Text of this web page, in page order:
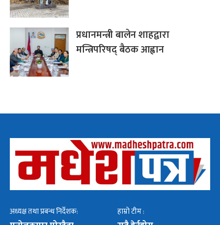
प्रधानमन्त्री बालेन शाहद्वारा
मन्त्रिपरिषद् बैठक आह्वान
अध्यक्ष तथा प्रबन्ध निर्देशक: हाम्रो टीम :